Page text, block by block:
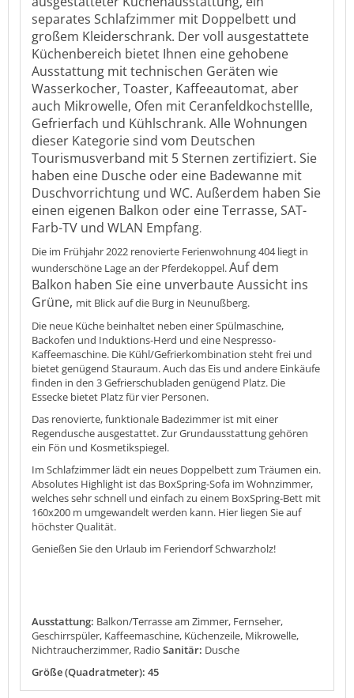
separates Schlafzimmer mit Doppelbett und
großem Kleiderschrank. Der voll ausgestattete
Küchenbereich bietet Ihnen eine gehobene
Ausstattung mit technischen Geräten wie
Wasserkocher, Toaster, Kaffeeautomat, aber
auch Mikrowelle, Ofen mit Ceranfeldkochstellle,
Gefrierfach und Kühlschrank. Alle Wohnungen
dieser Kategorie sind vom Deutschen
Tourismusverband mit 5 Sternen zertifiziert. Sie
haben eine Dusche oder eine Badewanne mit
Duschvorrichtung und WC. Außerdem haben Sie
einen eigenen Balkon oder eine Terrasse, SAT-
Farb-TV und WLAN Empfang.
Die im Frühjahr 2022 renovierte Ferienwohnung 404 liegt in
wunderschöne Lage an der Pferdekoppel.Auf dem
Balkon haben Sie eine unverbaute Aussicht ins
Grüne, mit Blick auf die Burg in Neunußberg.
Die neue Küche beinhaltet neben einer Spülmaschine,
Backofen und Induktions-Herd und eine Nespresso-
Kaffeemaschine. Die Kühl/Gefrierkombination steht frei und
bietet genügend Stauraum. Auch das Eis und andere Einkäufe
finden in den 3 Gefrierschubladen genügend Platz. Die
Essecke bietet Platz für vier Personen.
Das renovierte, funktionale Badezimmer ist mit einer
Regendusche ausgestattet. Zur Grundausstattung gehören
ein Fön und Kosmetikspiegel.
Im Schlafzimmer lädt ein neues Doppelbett zum Träumen ein.
Absolutes Highlight ist das BoxSpring-Sofa im Wohnzimmer,
welches sehr schnell und einfach zu einem BoxSpring-Bett mit
160x200 m umgewandelt werden kann. Hier liegen Sie auf
höchster Qualität.
Genießen Sie den Urlaub im Feriendorf Schwarzholz!
Ausstattung: Balkon/Terrasse am Zimmer, Fernseher,
Geschirrspüler, Kaffeemaschine, Küchenzeile, Mikrowelle,
Nichtraucherzimmer, Radio Sanitär: Dusche
Größe (Quadratmeter): 45